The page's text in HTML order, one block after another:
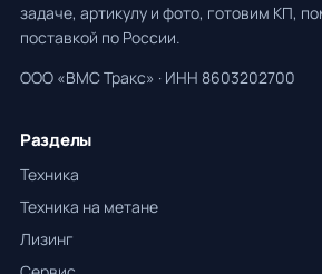
задаче, артикулу и фото, готовим КП,
поставкой по России.
ООО «ВМС Тракс» · ИНН 8603202700
Разделы
Техника
Техника на метане
Лизинг